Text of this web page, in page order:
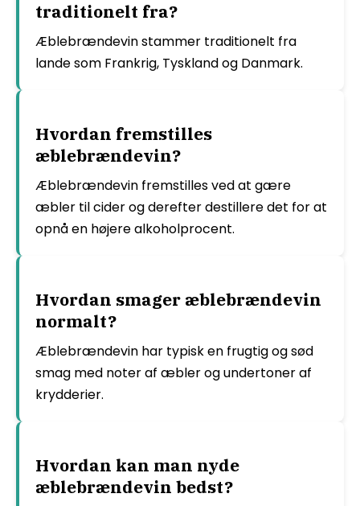
traditionelt fra?
Æblebrændevin stammer traditionelt fra
lande som Frankrig, Tyskland og Danmark.
Hvordan fremstilles
æblebrændevin?
Æblebrændevin fremstilles ved at gære
æbler til cider og derefter destillere det for at
opnå en højere alkoholprocent.
Hvordan smager æblebrændevin
normalt?
Æblebrændevin har typisk en frugtig og sød
smag med noter af æbler og undertoner af
krydderier.
Hvordan kan man nyde
æblebrændevin bedst?